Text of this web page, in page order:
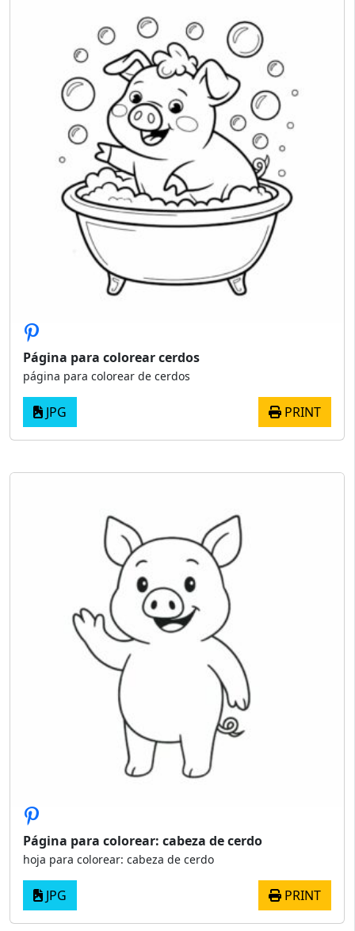
Página para colorear cerdos
página para colorear de cerdos
JPG PRINT
Página para colorear: cabeza de cerdo
hoja para colorear: cabeza de cerdo
JPG PRINT